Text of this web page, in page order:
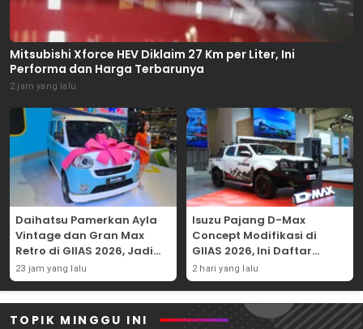
Mitsubishi Xforce HEV Diklaim 27 Km per Liter, Ini
Performa dan Harga Terbarunya
2 jam yang lalu
Daihatsu Pamerkan Ayla
Vintage dan Gran Max
Retro di GIIAS 2026, Jadi
Hadiah Undian
23 jam yang lalu
Isuzu Pajang D-Max
Concept Modifikasi di
GIIAS 2026, Ini Daftar
Ubahannya
2 hari yang lalu
TOPIK MINGGU INI